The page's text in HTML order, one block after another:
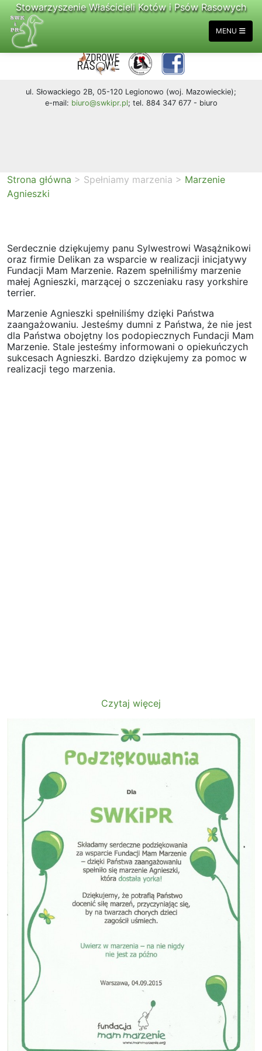
Stowarzyszenie Właścicieli Kotów i Psów Rasowych
MENU
ul. Słowackiego 2B, 05-120 Legionowo (woj. Mazowieckie);
e-mail: biuro@swkipr.pl; tel. 884 347 677 - biuro
Strona główna > Spełniamy marzenia > Marzenie
Agnieszki
Serdecznie dziękujemy panu Sylwestrowi Wasążnikowi
oraz firmie Delikan za wsparcie w realizacji inicjatywy
Fundacji Mam Marzenie. Razem spełniliśmy marzenie
małej Agnieszki, marzącej o szczeniaku rasy yorkshire
terrier.
Marzenie Agnieszki spełniliśmy dzięki Państwa
zaangażowaniu. Jesteśmy dumni z Państwa, że nie jest
dla Państwa obojętny los podopiecznych Fundacji Mam
Marzenie. Stale jesteśmy informowani o opiekuńczych
sukcesach Agnieszki. Bardzo dziękujemy za pomoc w
realizacji tego marzenia.
Czytaj więcej